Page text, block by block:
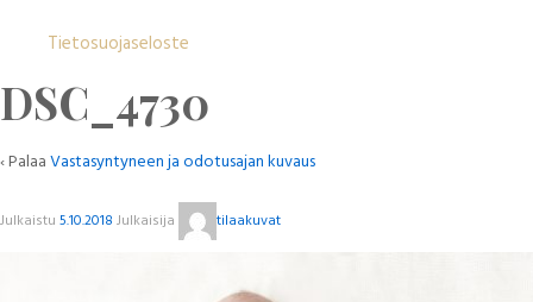
Tietosuojaseloste
DSC_4730
‹ PalaaVastasyntyneen ja odotusajan kuvaus
Julkaistu 5.10.2018 Julkaisija tilaakuvat